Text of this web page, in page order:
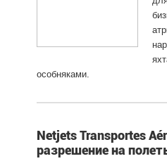
особняками.
Netjets Transportes
разрешение на